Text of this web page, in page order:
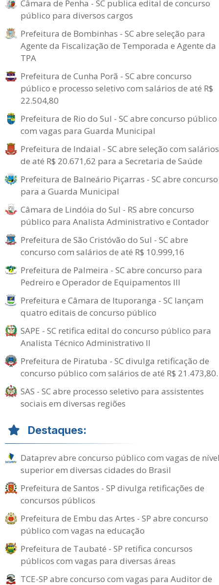
Câmara de Penha - SC publica edital de concurso
público para diversos cargos
Prefeitura de Bombinhas - SC abre seleção para
Agente da Fiscalização de Temporada e Agente da
TPA
Prefeitura de Cunha Porã - SC abre concurso
público e processo seletivo com salários de até R$
22.504,80
Prefeitura de Rio do Sul - SC abre concurso público
com vagas para Guarda Municipal
Prefeitura de Indaial - SC abre seleção com salários
de até R$ 20.671,62 para a Secretaria de Saúde
Prefeitura de Balneário Piçarras - SC abre concurso
para a Guarda Municipal
Câmara de Lindóia do Sul - RS abre concurso
público para Analista Administrativo e Contador
Prefeitura de São Cristóvão do Sul - SC abre
concurso com salários de até R$ 10.999,16
Prefeitura de Palmeira - SC abre concurso para
Pedreiro e Operador de Equipamentos III
Prefeitura e Câmara de Ituporanga - SC lançam
quatro editais de concurso público
SAPE - SC retifica edital do concurso público para
Analista Técnico Administrativo II
Prefeitura de Piratuba - SC divulga retificação de
concurso público com salários de até R$ 21.473,80.
SAS - SC abre processo seletivo para assistentes
sociais em diversas regiões
Destaques:
Dataprev abre concurso público com vagas de
superior em diversas cidades do Brasil
Prefeitura de Santos - SP divulga retificações de
concursos públicos
Prefeitura de Embu das Artes - SP abre concurso
público com vagas na educação
Prefeitura de Taubaté - SP retifica concursos
públicos com vagas para diversas áreas
TCE-SP abre concurso com vagas para Auditor de